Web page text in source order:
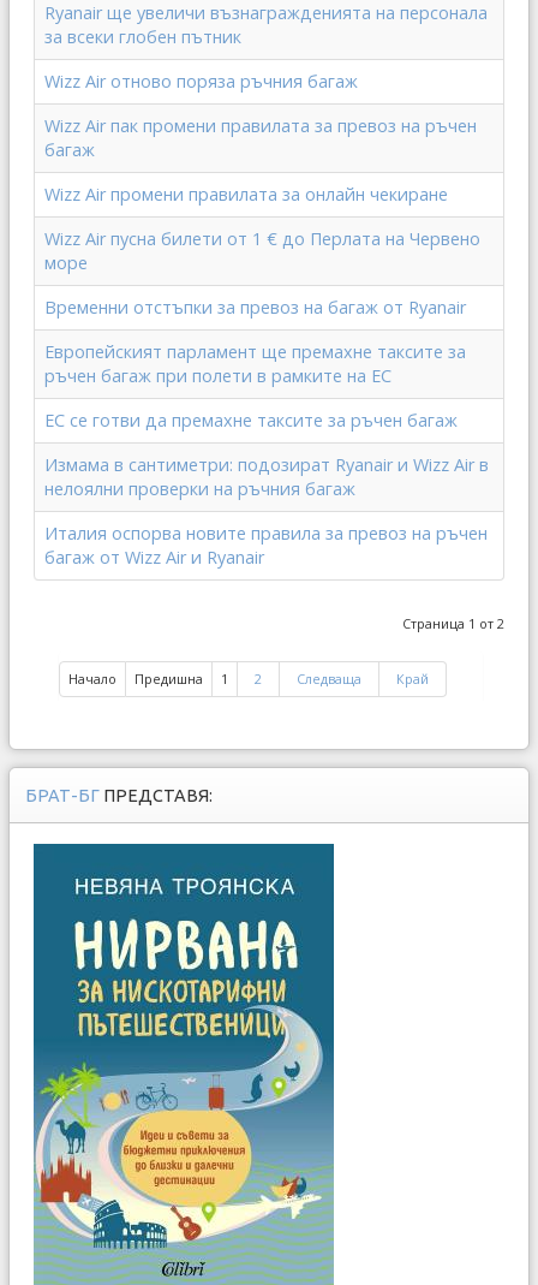
Ryanair ще увеличи възнагражденията на персонала
за всеки глобен пътник
Wizz Air отново поряза ръчния багаж
Wizz Air пак промени правилата за превоз на ръчен
багаж
Wizz Air промени правилата за онлайн чекиране
Wizz Air пусна билети от 1 € до Перлата на Червено
море
Временни отстъпки за превоз на багаж от Ryanair
Европейският парламент ще премахне таксите за
ръчен багаж при полети в рамките на ЕС
ЕС се готви да премахне таксите за ръчен багаж
Измама в сантиметри: подозират Ryanair и Wizz Air в
нелоялни проверки на ръчния багаж
Италия оспорва новите правила за превоз на ръчен
багаж от Wizz Air и Ryanair
Страница 1 от 2
Начало Предишна 1 2 Следваща Край
БРАТ-БГ ПРЕДСТАВЯ: